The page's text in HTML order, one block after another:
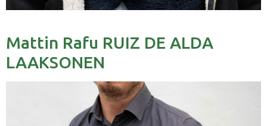
Mattin Rafu RUIZ DE ALDA
LAAKSONEN